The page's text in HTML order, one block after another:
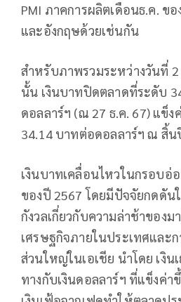
PMI ภาคการผลิตเดือนธ.ค. ข
และอังกฤษด้วยเช่นกัน
สำหรับภาพรวมระหว่างวันที่ 2
นั้น เงินบาทปิดตลาดที่ระดับ
ดอลลาร์ฯ (ณ 27 ธ.ค. 67) แข็ง
34.14 บาทต่อดอลลาร์ฯ ณ สิ้น
เงินบาทเคลื่อนไหวในกรอบอ่
ของปี 2567 โดยมีปัจจัยกดดัน
กังวลเกี่ยวกับความล่าช้าของม
เศรษฐกิจภายในประเทศและ
ส่วนใหญ่ในเอเชีย นำโดย เงิ
ทางกับเงินดอลลาร์ฯ ที่แข็งค่